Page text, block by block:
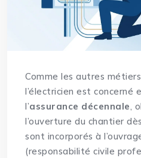
Comme les autres
l’électricien est concerné
l’assurance décennale,
l’ouverture du chantier
sont incorporés à
(responsabilité civile